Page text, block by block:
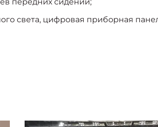
света, цифровая приборная